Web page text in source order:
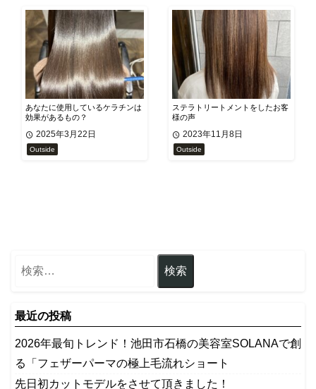
あなたに使用しているケラチンは
効果があるもの？
2025年3月22日
Outside
ステラトリートメントをしたお客
様の声
2023年11月8日
Outside
最近の投稿
2026年最旬トレンド！池田市石橋の美容室SOLANAで創
る「フェザーパーマの極上毛流れショート
先日初カットモデルをさせて頂きました！